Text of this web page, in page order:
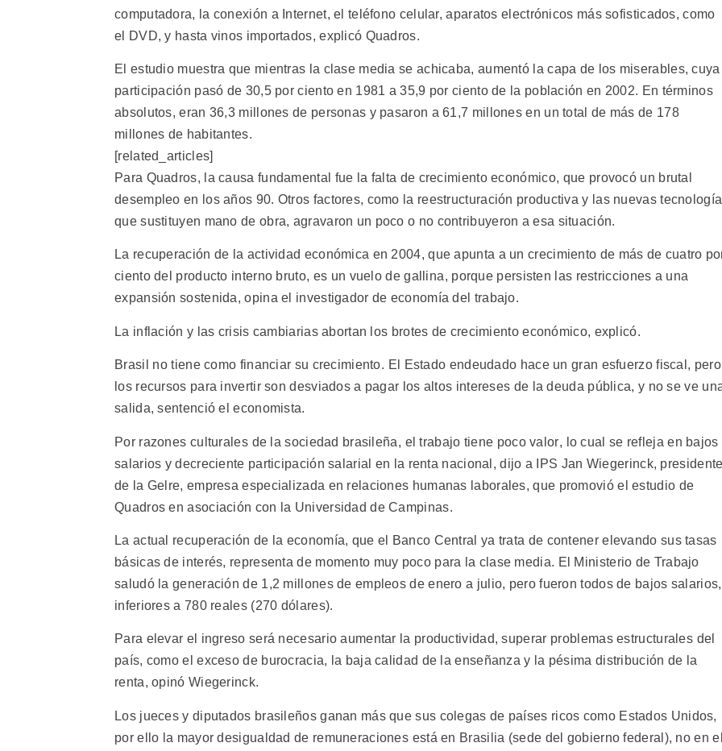
computadora, la conexión a Internet, el teléfono celular, aparatos electrónicos más sofisticados, como
el DVD, y hasta vinos importados, explicó Quadros.
El estudio muestra que mientras la clase media se achicaba, aumentó la capa de los miserables, cuya
participación pasó de 30,5 por ciento en 1981 a 35,9 por ciento de la población en 2002. En términos
absolutos, eran 36,3 millones de personas y pasaron a 61,7 millones en un total de más de 178
millones de habitantes.
[related_articles]
Para Quadros, la causa fundamental fue la falta de crecimiento económico, que provocó un brutal
desempleo en los años 90. Otros factores, como la reestructuración productiva y las nuevas
que sustituyen mano de obra, agravaron un poco o no contribuyeron a esa situación.
La recuperación de la actividad económica en 2004, que apunta a un crecimiento de más de cuatro
ciento del producto interno bruto, es un vuelo de gallina, porque persisten las restricciones a una
expansión sostenida, opina el investigador de economía del trabajo.
La inflación y las crisis cambiarias abortan los brotes de crecimiento económico, explicó.
Brasil no tiene como financiar su crecimiento. El Estado endeudado hace un gran esfuerzo fiscal, pero
los recursos para invertir son desviados a pagar los altos intereses de la deuda pública, y no se ve
salida, sentenció el economista.
Por razones culturales de la sociedad brasileña, el trabajo tiene poco valor, lo cual se refleja en bajos
salarios y decreciente participación salarial en la renta nacional, dijo a IPS Jan Wiegerinck,
de la Gelre, empresa especializada en relaciones humanas laborales, que promovió el estudio de
Quadros en asociación con la Universidad de Campinas.
La actual recuperación de la economía, que el Banco Central ya trata de contener elevando sus tasas
básicas de interés, representa de momento muy poco para la clase media. El Ministerio de Trabajo
saludó la generación de 1,2 millones de empleos de enero a julio, pero fueron todos de bajos salarios,
inferiores a 780 reales (270 dólares).
Para elevar el ingreso será necesario aumentar la productividad, superar problemas estructurales del
país, como el exceso de burocracia, la baja calidad de la enseñanza y la pésima distribución de la
renta, opinó Wiegerinck.
Los jueces y diputados brasileños ganan más que sus colegas de países ricos como Estados Unidos,
por ello la mayor desigualdad de remuneraciones está en Brasilia (sede del gobierno federal), no en